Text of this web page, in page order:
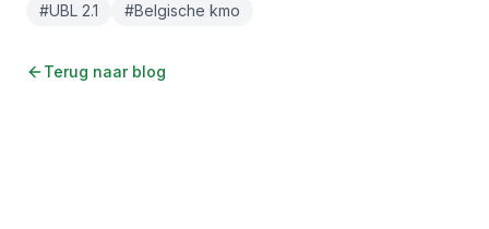
#UBL 2.1 #Belgische kmo
Terug naar blog